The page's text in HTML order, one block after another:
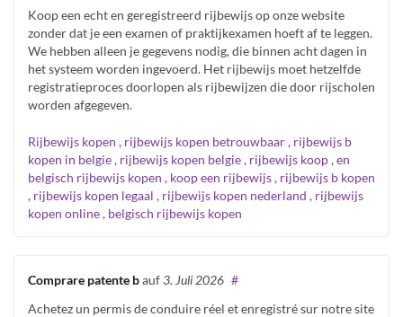
Koop een echt en geregistreerd rijbewijs op onze website
zonder dat je een examen of praktijkexamen hoeft af te leggen.
We hebben alleen je gegevens nodig, die binnen acht dagen in
het systeem worden ingevoerd. Het rijbewijs moet hetzelfde
registratieproces doorlopen als rijbewijzen die door rijscholen
worden afgegeven.
Rijbewijs kopen , rijbewijs kopen betrouwbaar , rijbewijs b
kopen in belgie , rijbewijs kopen belgie , rijbewijs koop , en
belgisch rijbewijs kopen , koop een rijbewijs , rijbewijs b kopen
, rijbewijs kopen legaal , rijbewijs kopen nederland , rijbewijs
kopen online , belgisch rijbewijs kopen
Comprare patente bauf3. Juli 2026 #
Achetez un permis de conduire réel et enregistré sur notre site